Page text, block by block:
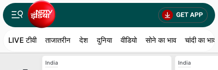
LIVE टीवी ताजातरीन देश दुनिया वीडियो सोने का भाव चांदी का भाव
India India